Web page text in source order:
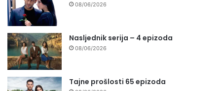
08/06/2026
Nasljednik serija – 4 epizoda
08/06/2026
Tajne prošlosti 65 epizoda